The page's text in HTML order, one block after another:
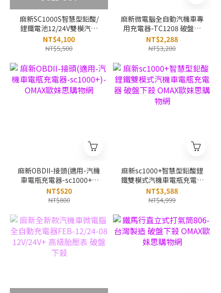
麻新SC1000S智慧型鉛酸/
鋰鐵電池12/24V雙模汽機
車電瓶充電器 破盤下殺
OMAX歐妹思購物網
NT$4,100
NT$5,500
麻新微電腦全自動汽機車專
用充電器-TC1208 破盤下
殺 OMAX歐妹思購物網
NT$2,288
NT$3,200
麻新OBDII-接頭(適用-汽機
車電瓶充電器-sc1000+)-
OMAX歐妹思購物網
NT$520
NT$800
麻新sc1000+智慧型鉛酸鋰
鐵雙模式汽機車電瓶充電器
破盤下殺 OMAX歐妹思購物
網
NT$3,588
NT$4,999